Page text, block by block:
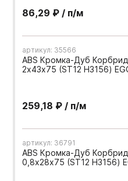
86,29 ₽ / п/м
артикул: 35566
ABS Кромка-Дуб
2х43х75 (ST12 H3156)
259,18 ₽ / п/м
артикул: 36791
ABS Кромка-Дуб
0,8х28х75 (ST12 H3156)